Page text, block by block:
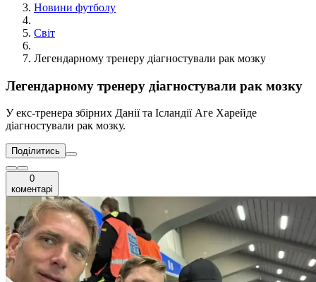
Новини футболу
Світ
Легендарному тренеру діагностували рак мозку
Легендарному тренеру діагностували рак мозку
У екс-тренера збірних Данії та Ісландії Аге Харейде
діагностували рак мозку.
Поділитись
0
коментарі